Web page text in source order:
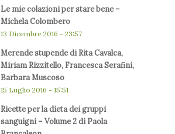
Le mie colazioni per stare bene –
Michela Colombero
13 Dicembre 2016 - 23:57
Merende stupende di Rita Cavalca,
Miriam Rizzitello, Francesca Serafini,
Barbara Muscoso
15 Luglio 2016 - 15:51
Ricette per la dieta dei gruppi
sanguigni – Volume 2 di Paola